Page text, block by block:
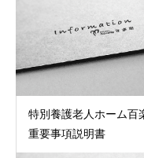
特別養護老人ホーム百
重要事項説明書